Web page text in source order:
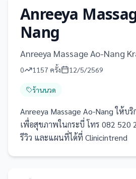
Anreeya
Nang
Anreeya Massage Ao-Nang
0 1157 ครั้ง 12/5/2569
ร้านนวด
Anreeya Massage Ao-Nang ให้บ
เพื่อสุขภาพในกระบี่ โทร 082 520
รีวิว และแผนที่ได้ที่ Clinicintrend